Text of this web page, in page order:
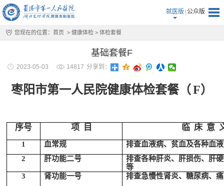
就医版 公众版
您现在的位置： 首页> 健康体检> 体检套餐
基础套餐F
2023-05-03 14817 分享到：
枣阳市第一人民院健康体检套餐（ F）
序号 项 目 临 床 意
1 血常规 排查血液病、贫血及各种血
2
肝功能二号 排查各种肝炎、 肝损伤、 肝
等
3
肾功能一号
排查急慢性肾炎、糖尿病、